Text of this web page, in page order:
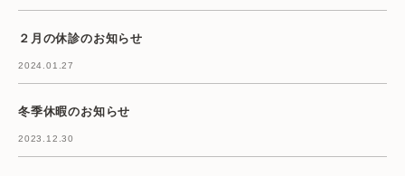
２月の休診のお知らせ
2024.01.27
冬季休暇のお知らせ
2023.12.30